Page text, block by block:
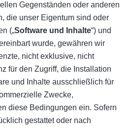
Gegenständen oder anderen
die unser Eigentum sind oder
(„Software und Inhalte“) und
wurde, gewähren wir
nicht exklusive, nicht
für den Zugriff, die Installation
und Inhalte ausschließlich für
Zwecke,
diese Bedingungen ein. Sofern
gestattet oder nach